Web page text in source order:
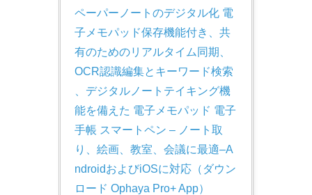
ペーパーノートのデジタル化 電
子メモパッド保存機能付き、共
有のためのリアルタイム同期、
OCR認識編集とキーワード検索
、デジタルノートテイキング機
能を備えた 電子メモパッド 電子
手帳 スマートペン – ノート取
り、絵画、教室、会議に最適–A
ndroidおよびiOSに対応（ダウン
ロード Ophaya Pro+ App）